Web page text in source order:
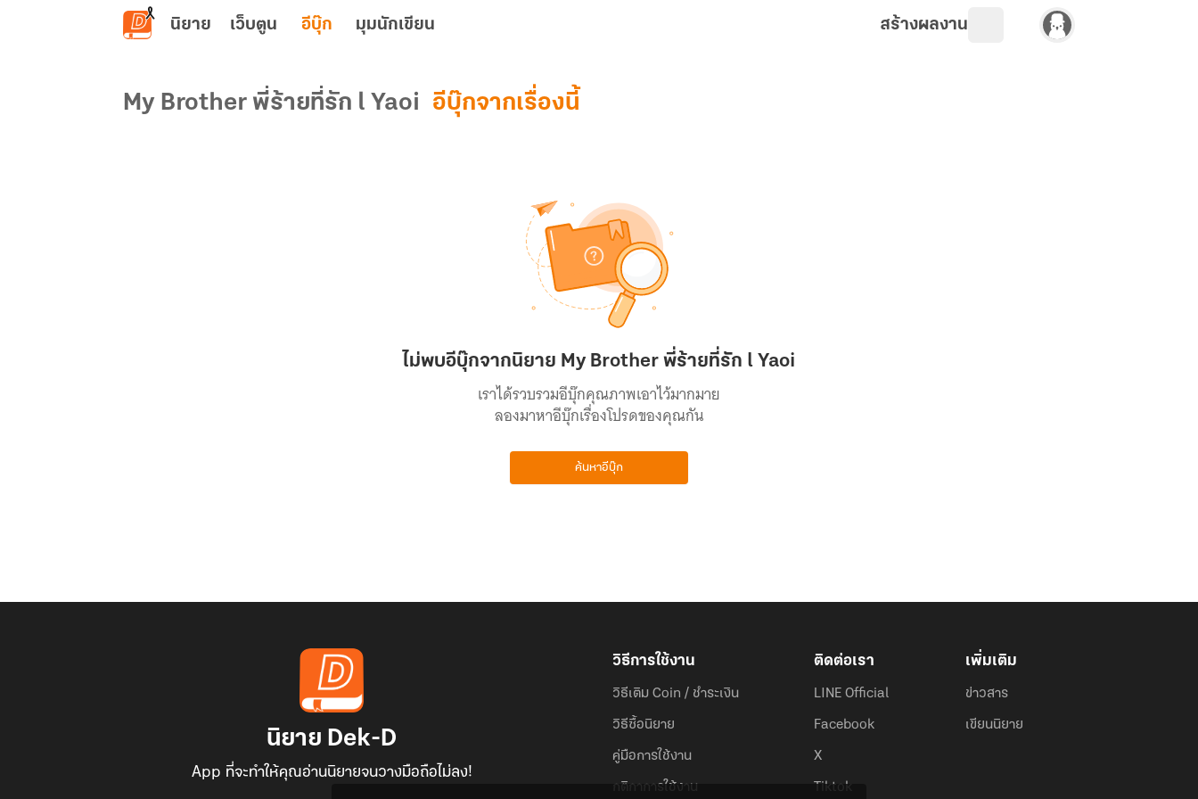
ข้ามไปยังเนื้อหาหลัก
นิยาย เว็บตูน อีบุ๊ก มุมนักเขียน สร้างผลงาน
My Brother พี่ร้ายที่รัก l Yaoi อีบุ๊กจากเรื่องนี้
ไม่พบอีบุ๊กจากนิยาย My Brother พี่ร้ายที่รัก l Yaoi
เราได้รวบรวมอีบุ๊กคุณภาพเอาไว้มากมาย
ลองมาหาอีบุ๊กเรื่องโปรดของคุณกัน
ค้นหาอีบุ๊ก
นิยาย Dek-D
App ที่จะทำให้คุณอ่านนิยายจนวางมือถือไม่ลง!
วิธีการใช้งาน
วิธีเติม Coin / ชำระเงิน
วิธีซื้อนิยาย
คู่มือการใช้งาน
กติกาการใช้งาน
ติดต่อเรา
LINE Official
Facebook
X
Tiktok
เพิ่มเติม
ข่าวสาร
เขียนนิยาย